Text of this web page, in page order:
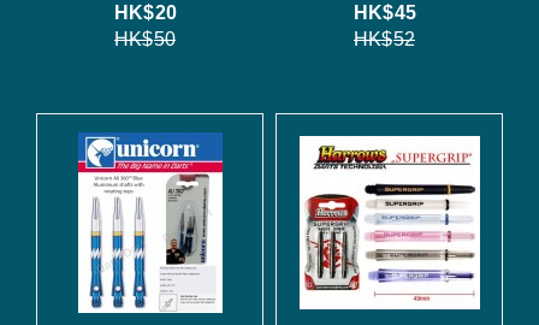
HK$20
HK$50
HK$45
HK$52